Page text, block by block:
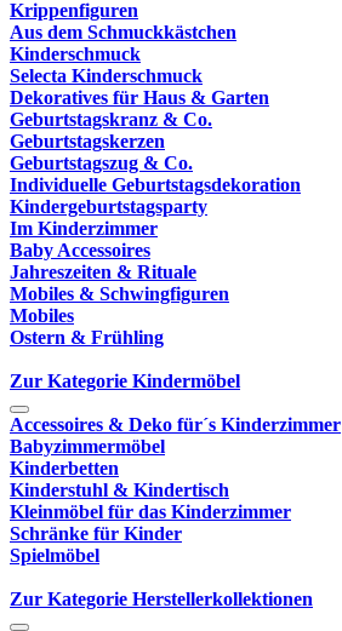
Krippenfiguren
Aus dem Schmuckkästchen
Kinderschmuck
Selecta Kinderschmuck
Dekoratives für Haus & Garten
Geburtstagskranz & Co.
Geburtstagskerzen
Geburtstagszug & Co.
Individuelle Geburtstagsdekoration
Kindergeburtstagsparty
Im Kinderzimmer
Baby Accessoires
Jahreszeiten & Rituale
Mobiles & Schwingfiguren
Mobiles
Ostern & Frühling
Zur Kategorie Kindermöbel
Accessoires & Deko für´s Kinderzimmer
Babyzimmermöbel
Kinderbetten
Kinderstuhl & Kindertisch
Kleinmöbel für das Kinderzimmer
Schränke für Kinder
Spielmöbel
Zur Kategorie Herstellerkollektionen